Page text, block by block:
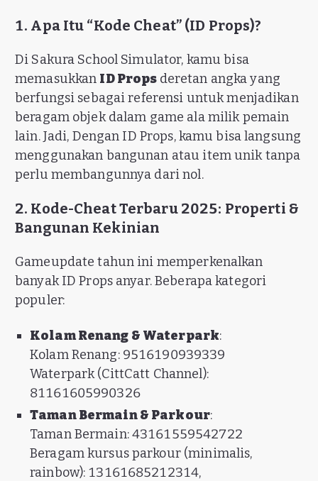
1. Apa Itu “Kode Cheat” (ID Props)?
Di Sakura School Simulator, kamu bisa
memasukkan ID Props deretan angka yang
berfungsi sebagai referensi untuk menjadikan
beragam objek dalam game ala milik pemain
lain. Jadi, Dengan ID Props, kamu bisa langsung
menggunakan bangunan atau item unik tanpa
perlu membangunnya dari nol.
2. Kode-Cheat Terbaru 2025: Properti &
Bangunan Kekinian
Gameupdate tahun ini memperkenalkan
banyak ID Props anyar. Beberapa kategori
populer:
Kolam Renang & Waterpark:
Kolam Renang: 9516190939339
Waterpark (CittCatt Channel):
81161605990326
Taman Bermain & Parkour:
Taman Bermain: 43161559542722
Beragam kursus parkour (minimalis,
rainbow): 13161685212314,